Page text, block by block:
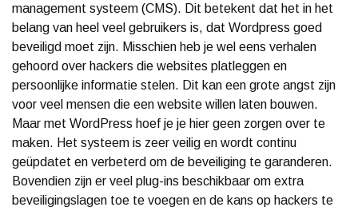
management systeem (CMS). Dit betekent dat het in het
belang van heel veel gebruikers is, dat Wordpress goed
beveiligd moet zijn. Misschien heb je wel eens verhalen
gehoord over hackers die websites platleggen en
persoonlijke informatie stelen. Dit kan een grote angst zijn
voor veel mensen die een website willen laten bouwen.
Maar met WordPress hoef je je hier geen zorgen over te
maken. Het systeem is zeer veilig en wordt continu
geüpdatet en verbeterd om de beveiliging te garanderen.
Bovendien zijn er veel plug-ins beschikbaar om extra
beveiligingslagen toe te voegen en de kans op hackers te